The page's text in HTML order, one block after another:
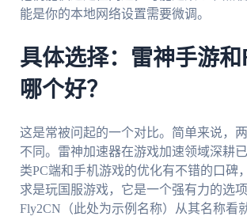
能是你的本地网络设置需要微调。
具体选择：雷神手游和
哪个好？
这是常被问起的一个对比。简单来说，
不同。雷神加速器在游戏加速领域深耕
类PC端和手机游戏的优化有不错的口碑
求是玩国服游戏，它是一个强有力的选
Fly2CN（此处为示例名称）从其名称看